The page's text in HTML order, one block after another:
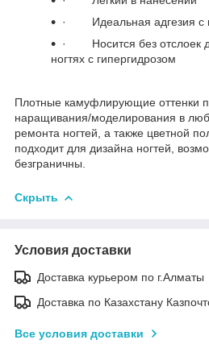
· Идеальная адгезия с
· Носится без отслоек
ногтях с гипергидрозом
Плотные камуфлирующие оттенки
наращивания/моделирования в
ремонта ногтей, а также цветной
подходит для дизайна ногтей,
безграничны.
Скрыть
Условия доставки
Доставка курьером по г.Алматы
Доставка по Казахстану
Все условия доставки